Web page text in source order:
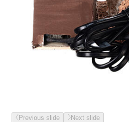
Previous slide Next slide